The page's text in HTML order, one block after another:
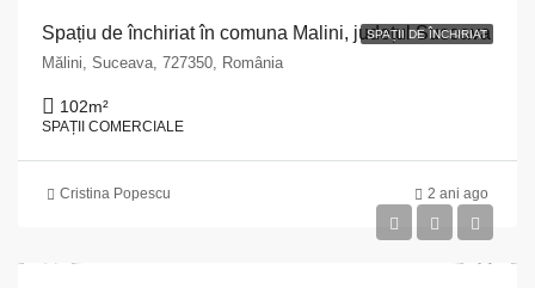
SPAȚII DE ÎNCHIRIAT
Spațiu de închiriat în comuna Malini, județul Suceava
Mălini, Suceava, 727350, România
102m²
SPAȚII COMERCIALE
Cristina Popescu 2 ani ago